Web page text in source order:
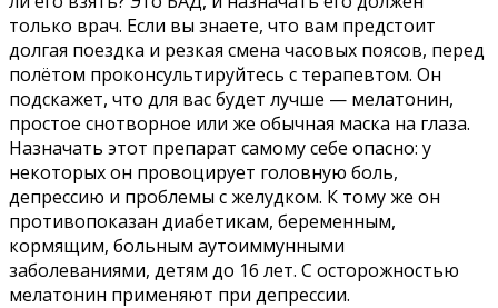
только врач. Если вы знаете, что вам предстоит
долгая поездка и резкая смена часовых поясов, перед
полётом проконсультируйтесь с терапевтом. Он
подскажет, что для вас будет лучше — мелатонин,
простое снотворное или же обычная маска на глаза.
Назначать этот препарат самому себе опасно: у
некоторых он провоцирует головную боль,
депрессию и проблемы с желудком. К тому же он
противопоказан диабетикам, беременным,
кормящим, больным аутоиммунными
заболеваниями, детям до 16 лет. С осторожностью
мелатонин применяют при депрессии.